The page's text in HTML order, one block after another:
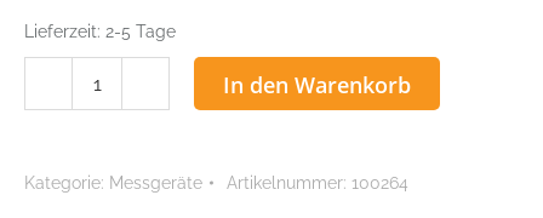
Lieferzeit: 2-5 Tage
In den Warenkorb
Kategorie: Messgeräte Artikelnummer: 100264